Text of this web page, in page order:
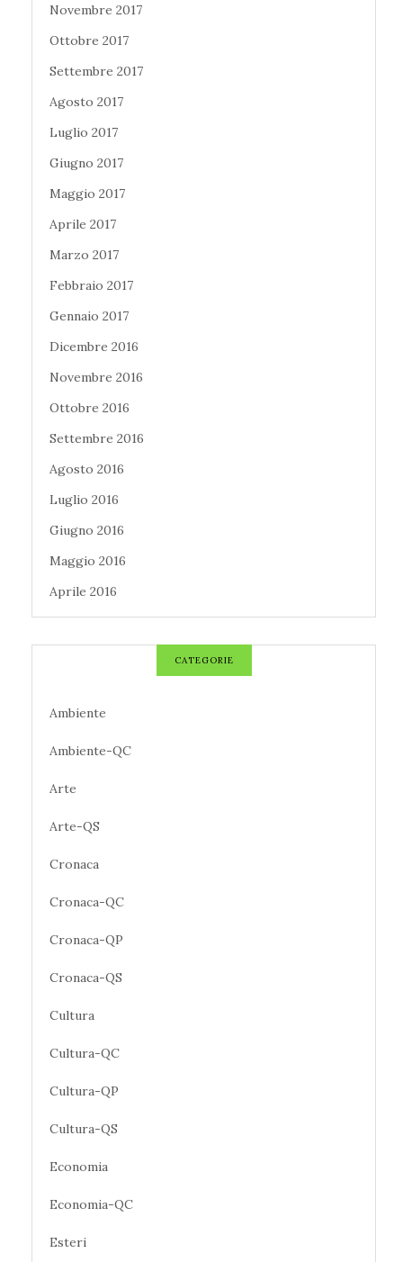
Novembre 2017
Ottobre 2017
Settembre 2017
Agosto 2017
Luglio 2017
Giugno 2017
Maggio 2017
Aprile 2017
Marzo 2017
Febbraio 2017
Gennaio 2017
Dicembre 2016
Novembre 2016
Ottobre 2016
Settembre 2016
Agosto 2016
Luglio 2016
Giugno 2016
Maggio 2016
Aprile 2016
CATEGORIE
Ambiente
Ambiente-QC
Arte
Arte-QS
Cronaca
Cronaca-QC
Cronaca-QP
Cronaca-QS
Cultura
Cultura-QC
Cultura-QP
Cultura-QS
Economia
Economia-QC
Esteri